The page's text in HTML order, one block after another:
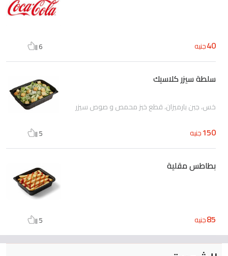
40جنيه 6
سلطة سيزر كلاسيك
خس، جبن بارميزان، قطع خبز محمص و صوص سيزر
150جنيه 5
بطاطس مقلية
85جنيه 5